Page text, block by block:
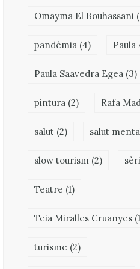
Omayma El Bouhassani
pandèmia (4) Paula
Paula Saavedra Egea (3)
pintura (2) Rafa
salut (2) salut
slow tourism (2)
Teatre (1)
Teia Miralles Cruanyes
turisme (2)